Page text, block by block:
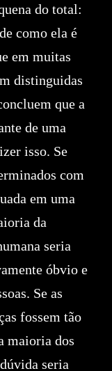
do total:
como ela é
em muitas
distinguidas
que a
de uma
isso. Se
com
em uma
da
seria
óbvio e
Se as
fossem tão
maioria dos
seria